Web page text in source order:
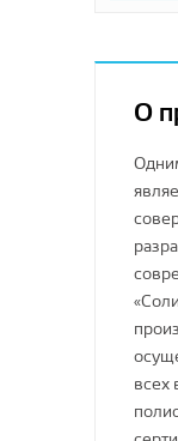
Для
Taiga
GO
Cork
Salag
О
всех